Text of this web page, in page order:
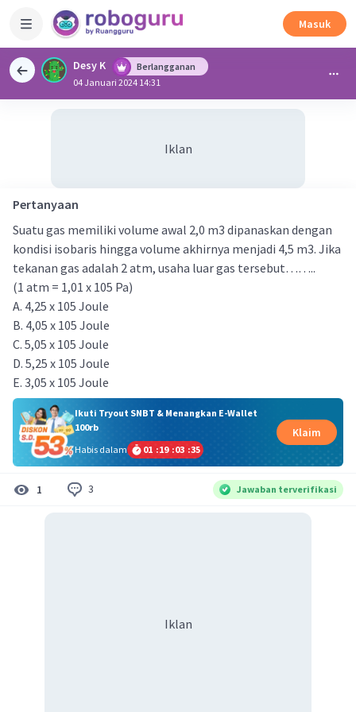
Masuk
Desy K
Berlangganan
04 Januari 2024 14:31
Iklan
Pertanyaan
Suatu gas memiliki volume awal 2,0 m3 dipanaskan dengan
kondisi isobaris hingga volume akhirnya menjadi 4,5 m3. Jika
tekanan gas adalah 2 atm, usaha luar gas tersebut……..
(1 atm = 1,01 x 105 Pa)
A. 4,25 x 105 Joule
B. 4,05 x 105 Joule
C. 5,05 x 105 Joule
D. 5,25 x 105 Joule
E. 3,05 x 105 Joule
Ikuti Tryout SNBT & Menangkan E-Wallet
100rb
Habis dalam
01 :19 :03 :34
Klaim
1 3 Jawaban terverifikasi
Iklan